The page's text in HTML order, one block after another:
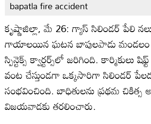
bapatla fire accident
కృష్ణాజిల్లా, మే 26: గ్యాస్ సిలిండర్ పేలి
గాయాలయిన ఘటన బాపులపాడు
స్పిన్టెక్స్ క్వార్టర్స్‌లో జరిగింది. కార్మికులు
వంట చేస్తుండగా ఒక్కసారిగా సిలిండర్
సంభవించింది. బాధితులను ప్రథమ చికిత్స
విజయవాడకు తరలించారు.